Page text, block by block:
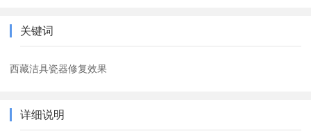
关键词
西藏洁具瓷器修复效果
详细说明